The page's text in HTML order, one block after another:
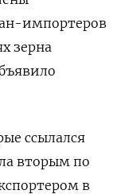
импортеров
зерна
ссылался
вторым по
в